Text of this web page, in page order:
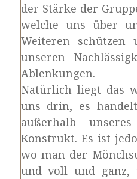
der Stärke der
welche uns über
Weiteren schützen
unseren
Ablenkungen.
Natürlich liegt das
uns drin, es
außerhalb
Konstrukt. Es ist
wo man der
und voll und ganz,